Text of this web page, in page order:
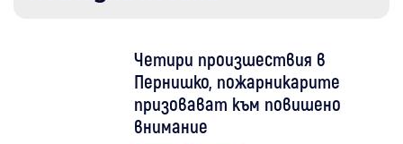
Четири произшествия в
Пернишко, пожарникарите
призовават към повишено
внимание